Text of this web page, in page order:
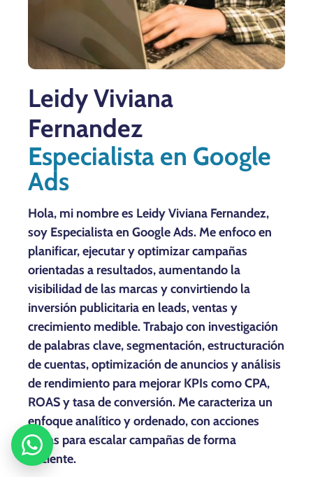
Leidy Viviana
Fernandez
Especialista en Google
Ads
Hola, mi nombre es Leidy Viviana Fernandez,
soy Especialista en Google Ads. Me enfoco en
planificar, ejecutar y optimizar campañas
orientadas a resultados, aumentando la
visibilidad de las marcas y convirtiendo la
inversión publicitaria en leads, ventas y
crecimiento medible. Trabajo con investigación
de palabras clave, segmentación, estructuración
de cuentas, optimización de anuncios y análisis
de rendimiento para mejorar KPIs como CPA,
ROAS y tasa de conversión. Me caracteriza un
enfoque analítico y ordenado, con acciones
claras para escalar campañas de forma
eficiente.